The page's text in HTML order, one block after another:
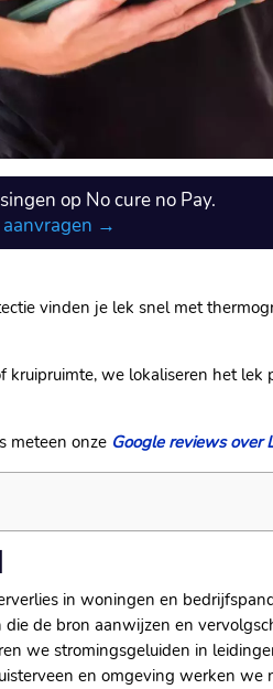
op No cure no Pay.
→
vinden je lek snel met
we lokaliseren het lek
meteen onze Google reviews over
in woningen en
de bron aanwijzen en
we stromingsgeluiden in
en omgeving werken